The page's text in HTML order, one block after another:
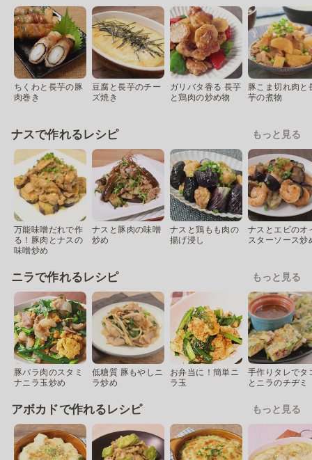
ちくわと長芋の豚
肉巻き
豆腐と長芋のチー
ズ焼き
ガリバタ香る 長芋
と鶏肉の炒め物
豚こま切れ肉と
芋の煮物
ナスで作れるレシピ もっと見る
万能味噌だれで作
る！豚肉とナスの
味噌炒め
ナスと豚肉の味噌
炒め
ナスと鶏もも肉の
揚げ浸し
ナスとエビのオ
スターソース炒
ニラで作れるレシピ もっと見る
豚バラ肉のスタミ
ナニラ玉炒め
低糖質 豚もやしニ
ラ炒め
お弁当に！簡単ニ
ラ玉
手作りタレでタ
とニラのチヂミ
アボカドで作れるレシピ もっと見る